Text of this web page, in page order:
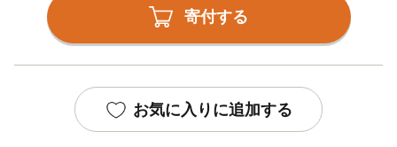
寄付する
お気に入りに追加する